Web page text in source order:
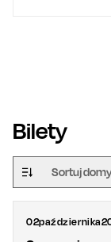
Bilety
Sortuj
02października